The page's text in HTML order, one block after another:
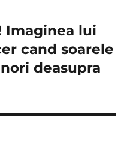
Imaginea lui
cand soarele
deasupra